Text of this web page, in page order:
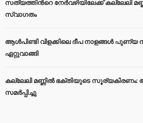
സത്യത്തിന്‍റെ നേര്‍വഴിയിലേക്ക് കല്ലേലി
സ്വാഗതം
ആൾപിണ്ടി വിളക്കിലെ ദീപ നാളങ്ങൾ പുണ്യ
ഏറ്റുവാങ്ങി
കല്ലേലി മണ്ണില്‍ ഭക്തിയുടെ സൂര്യകിരണം:
സമര്‍പ്പിച്ചു